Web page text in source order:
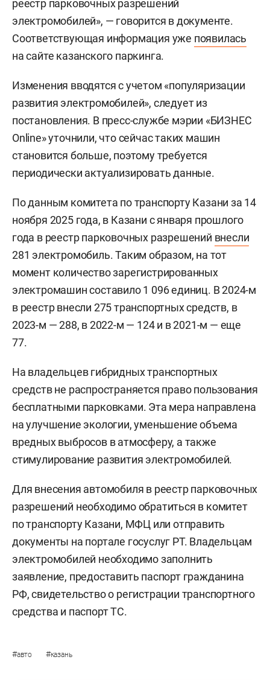
реестр парковочных разрешений
электромобилей», — говорится в документе.
Соответствующая информация уже появилась
на сайте казанского паркинга.
Изменения вводятся с учетом «популяризации
развития электромобилей», следует из
постановления. В пресс-службе мэрии «БИЗНЕС
Online» уточнили, что сейчас таких машин
становится больше, поэтому требуется
периодически актуализировать данные.
По данным комитета по транспорту Казани за 14
ноября 2025 года, в Казани с января прошлого
года в реестр парковочных разрешений внесли
281 электромобиль. Таким образом, на тот
момент количество зарегистрированных
электромашин составило 1 096 единиц. В 2024-м
в реестр внесли 275 транспортных средств, в
2023-м — 288, в 2022-м — 124 и в 2021-м — еще
77.
На владельцев гибридных транспортных
средств не распространяется право пользования
бесплатными парковками. Эта мера направлена
на улучшение экологии, уменьшение объема
вредных выбросов в атмосферу, а также
стимулирование развития электромобилей.
Для внесения автомобиля в реестр парковочных
разрешений необходимо обратиться в комитет
по транспорту Казани, МФЦ или отправить
документы на портале госуслуг РТ. Владельцам
электромобилей необходимо заполнить
заявление, предоставить паспорт гражданина
РФ, свидетельство о регистрации транспортного
средства и паспорт ТС.
#авто #казань